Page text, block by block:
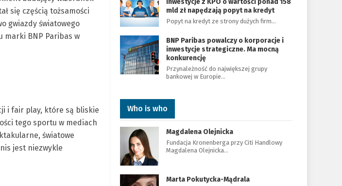
się częścią tożsamości
gwiazdy światowego
marki BNP Paribas w
i fair play, które są bliskie
tego sportu w mediach
światowe
jest niezwykle
Inwestycje z KPO o wartości ponad 158
mld zł napędzają popyt na kredyt
Popyt na kredyt ze strony dużych firm…
BNP Paribas powalczy o korporacje i
inwestycje strategiczne. Ma mocną
konkurencję
Przynależność do największej grupy
bankowej w Europie…
Who is who
Magdalena Olejnicka
Fundacja Kronenberga przy Citi Handlowy
Magdalena Olejnicka…
Marta Pokutycka-Mądrala